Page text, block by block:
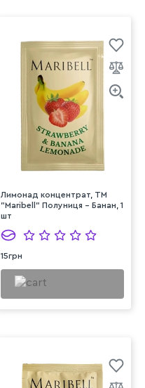
Лимонад концентрат, ТМ
"Maribell" Полуниця - Банан, 1
шт
15грн